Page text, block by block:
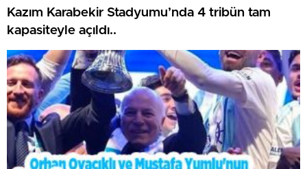
Kazım Karabekir Stadyumu’nda 4 tribün tam
kapasiteyle açıldı..